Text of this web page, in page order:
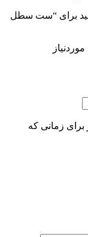
برای “ست سطل
برای زمانی که